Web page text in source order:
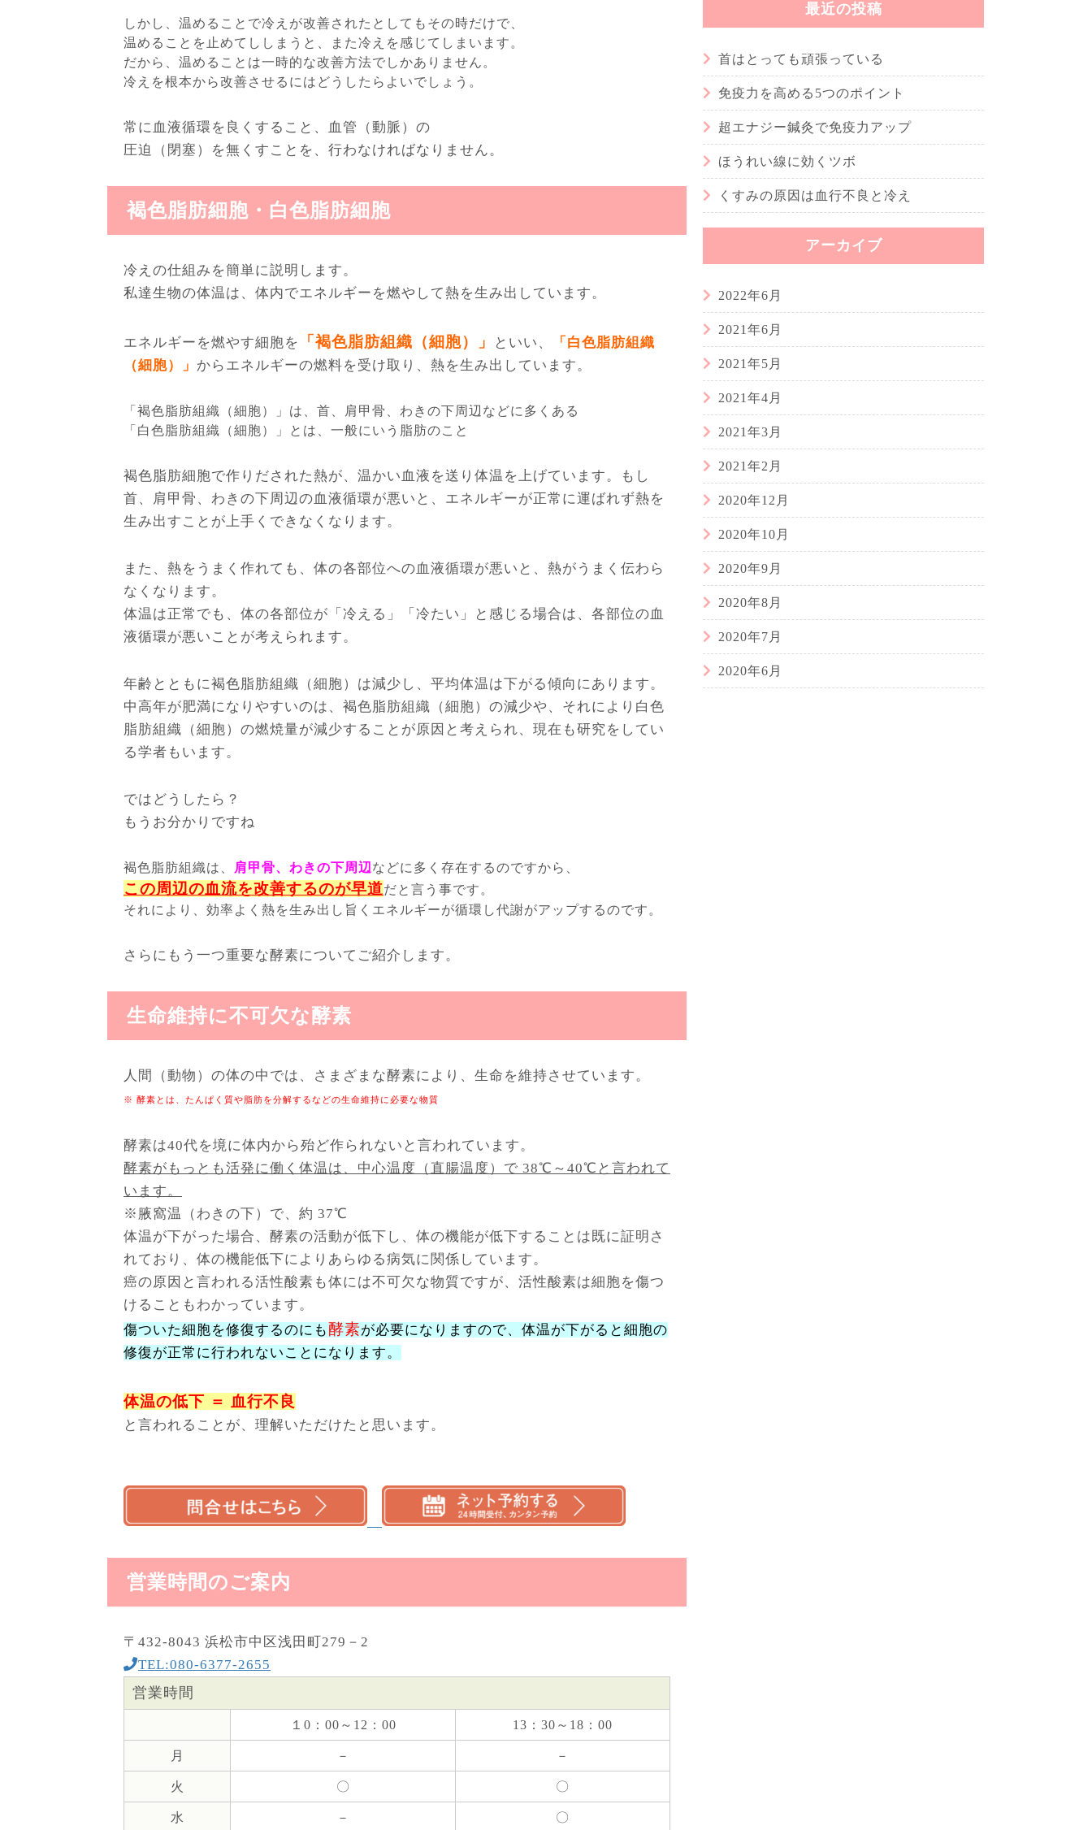
しかし、温めることで冷えが改善されたとしてもその時だけで、
温めることを止めてししまうと、また冷えを感じてしまいます。
だから、温めることは一時的な改善方法でしかありません。
冷えを根本から改善させるにはどうしたらよいでしょう。
常に血液循環を良くすること、血管（動脈）の
圧迫（閉塞）を無くすことを、行わなければなりません。
褐色脂肪細胞・白色脂肪細胞
冷えの仕組みを簡単に説明します。
私達生物の体温は、体内でエネルギーを燃やして熱を生み出しています。
エネルギーを燃やす細胞を 「褐色脂肪組織（細胞）」 といい、
「白色脂肪組織
（細胞）」 からエネルギーの燃料を受け取り、熱を生み出しています。
「褐色脂肪組織（細胞）」は、首、肩甲骨、わきの下周辺などに多くある
「白色脂肪組織（細胞）」とは、一般にいう脂肪のこと
褐色脂肪細胞で作りだされた熱が、温かい血液を送り体温を上げています。もし
首、肩甲骨、わきの下周辺の血液循環が悪いと、エネルギーが正常に運ばれず熱を
生み出すことが上手くできなくなります。
また、熱をうまく作れても、体の各部位への血液循環が悪いと、熱がうまく伝わら
なくなります。
体温は正常でも、体の各部位が「冷える」「冷たい」と感じる場合は、各部位の血
液循環が悪いことが考えられます。
年齢とともに褐色脂肪組織（細胞）は減少し、平均体温は下がる傾向にあります。
中高年が肥満になりやすいのは、褐色脂肪組織（細胞）の減少や、それにより白色
脂肪組織（細胞）の燃焼量が減少することが原因と考えられ、現在も研究をしてい
る学者もいます。
ではどうしたら？
もうお分かりですね
褐色脂肪組織は、 肩甲骨、わきの下周辺などに多く存在するのですから、
この周辺の血流を改善するのが早道だと言う事です。
それにより、効率よく熱を生み出し旨くエネルギーが循環し代謝がアップするのです。
さらにもう一つ重要な酵素についてご紹介します。
生命維持に不可欠な酵素
人間（動物）の体の中では、さまざまな酵素により、生命を維持させています。
※ 酵素とは、たんぱく質や脂肪を分解するなどの生命維持に必要な物質
酵素は40代を境に体内から殆ど作られないと言われています。
酵素がもっとも活発に働く体温は、中心温度（直腸温度）で 38℃～40℃と言われて
います。
※腋窩温（わきの下）で、約 37℃
体温が下がった場合、酵素の活動が低下し、体の機能が低下することは既に証明さ
れており、体の機能低下によりあらゆる病気に関係しています。
癌の原因と言われる活性酸素も体には不可欠な物質ですが、活性酸素は細胞を傷つ
けることもわかっています。
傷ついた細胞を修復するのにも 酵素が必要になりますので、体温が下がると細胞の
修復が正常に行われないことになります。
体温の低下 ＝ 血行不良
と言われることが、理解いただけたと思います。
営業時間のご案内
〒432-8043 浜松市中区浅田町279－2
TEL:080-6377-2655
営業時間
１0：00～12：00 13：30～18：00
月 － －
火 〇 〇
水 － 〇
最近の投稿
首はとっても頑張っている
免疫力を高める5つのポイント
超エナジー鍼灸で免疫力アップ
ほうれい線に効くツボ
くすみの原因は血行不良と冷え
アーカイブ
2022年6月
2021年6月
2021年5月
2021年4月
2021年3月
2021年2月
2020年12月
2020年10月
2020年9月
2020年8月
2020年7月
2020年6月